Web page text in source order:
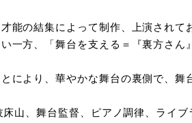
能の結集によって制作、上演されて
一方、「舞台を支える＝『裏方さ
により、華やかな舞台の裏側で、
山、舞台監督、ピアノ調律、ライ